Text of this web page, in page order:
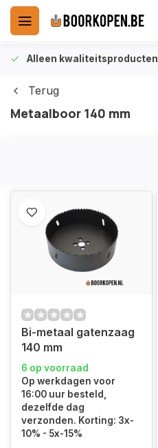
Alleen kwaliteitsproducten
Terug
Metaalboor 140 mm
Bi-metaal gatenzaag
140 mm
6 op voorraad
Op werkdagen voor
16:00 uur besteld,
dezelfde dag
verzonden. Korting: 3x-
10% - 5x-15%